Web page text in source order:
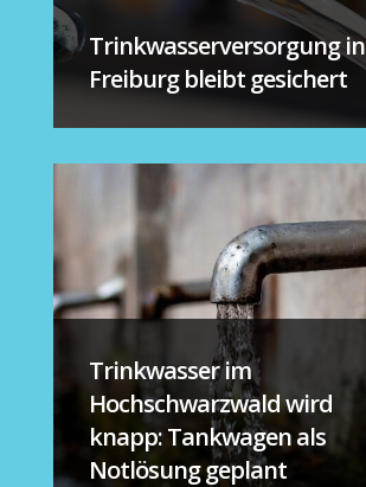
Trinkwasserversorgung in
Freiburg bleibt gesichert
Trinkwasser im
Hochschwarzwald wird
knapp: Tankwagen als
Notlösung geplant